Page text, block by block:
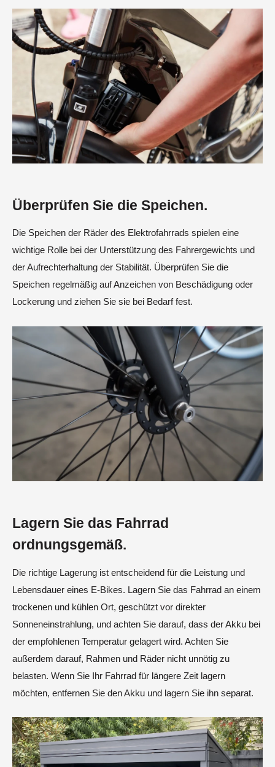
Überprüfen Sie die Speichen.
Die Speichen der Räder des Elektrofahrrads spielen eine
wichtige Rolle bei der Unterstützung des Fahrergewichts und
der Aufrechterhaltung der Stabilität. Überprüfen Sie die
Speichen regelmäßig auf Anzeichen von Beschädigung oder
Lockerung und ziehen Sie sie bei Bedarf fest.
Lagern Sie das Fahrrad
ordnungsgemäß.
Die richtige Lagerung ist entscheidend für die Leistung und
Lebensdauer eines E-Bikes. Lagern Sie das Fahrrad an einem
trockenen und kühlen Ort, geschützt vor direkter
Sonneneinstrahlung, und achten Sie darauf, dass der Akku bei
der empfohlenen Temperatur gelagert wird. Achten Sie
außerdem darauf, Rahmen und Räder nicht unnötig zu
belasten. Wenn Sie Ihr Fahrrad für längere Zeit lagern
möchten, entfernen Sie den Akku und lagern Sie ihn separat.